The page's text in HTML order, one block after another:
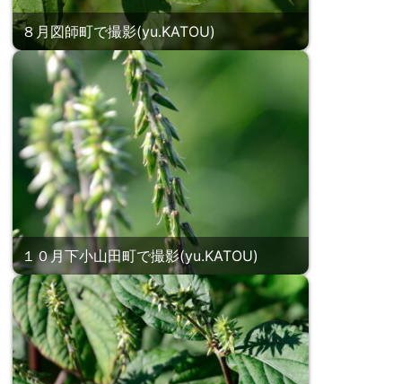
８月図師町で撮影(yu.KATOU)
１０月下小山田町で撮影(yu.KATOU)